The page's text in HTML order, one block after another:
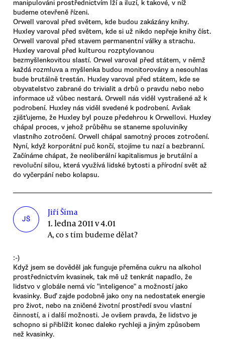
manipulováni prostřednictvím lží a iluzí, k takové, v níž
budeme otevřeně řízeni.
Orwell varoval před světem, kde budou zakázány knihy.
Huxley varoval před světem, kde si už nikdo nepřeje knihy číst.
Orwell varoval před stavem permanentní války a strachu.
Huxley varoval před kulturou rozptylovanou
bezmyšlenkovitou slastí. Orwel varoval před státem, v němž
každá rozmluva a myšlenka budou monitorovány a nesouhlas
bude brutálně trestán. Huxley varoval před státem, kde se
obyvatelstvo zabrané do trivialit a drbů o pravdu nebo nebo
informace už vůbec nestará. Orwell nás viděl vystrašené až k
podrobení. Huxley nás viděl svedené k podrobení. Avšak
zjišťujeme, že Huxley byl pouze předehrou k Orwellovi. Huxley
chápal proces, v jehož průběhu se staneme spoluviníky
vlastního zotročení. Orwell chápal samotný proces zotročení.
Nyní, když korporátní puč končí, stojíme tu nazí a bezbranní.
Začínáme chápat, že neoliberální kapitalismus je brutální a
revoluční silou, která využívá lidské bytosti a přírodní svět až
do vyčerpání nebo kolapsu.
JŠ
Jiří Šíma
1. ledna 2011 v 4.01
A, co s tím budeme dělat?
:-)
Když jsem se dověděl jak funguje přeměna cukru na alkohol
prostřednictvím kvasinek, tak mě už tenkrát napadlo, že
lidstvo v globále nemá víc "inteligence" a možností jako
kvasinky. Buď zajde podobně jako ony na nedostatek energie
pro život, nebo na zničené životní prostředí svou vlastní
činností, a i další možnosti. Je ovšem pravda, že lidstvo je
schopno si přiblížit konec daleko rychleji a jiným způsobem
než kvasinky.